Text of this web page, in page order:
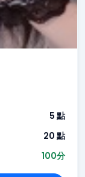
5 點
20 點
100分